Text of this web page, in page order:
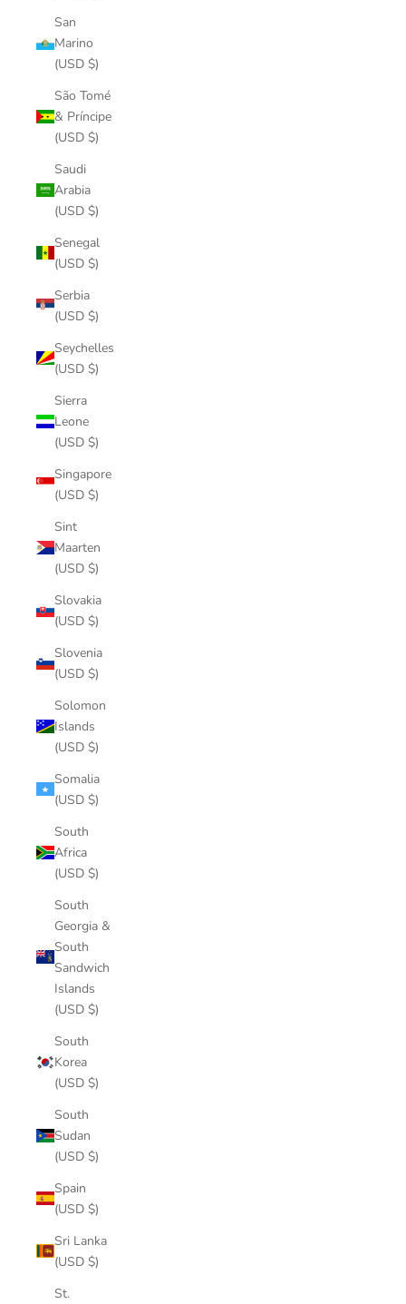
San
Marino
(USD $)
São Tomé
& Príncipe
(USD $)
Saudi
Arabia
(USD $)
Senegal
(USD $)
Serbia
(USD $)
Seychelles
(USD $)
Sierra
Leone
(USD $)
Singapore
(USD $)
Sint
Maarten
(USD $)
Slovakia
(USD $)
Slovenia
(USD $)
Solomon
Islands
(USD $)
Somalia
(USD $)
South
Africa
(USD $)
South
Georgia &
South
Sandwich
Islands
(USD $)
South
Korea
(USD $)
South
Sudan
(USD $)
Spain
(USD $)
Sri Lanka
(USD $)
St.